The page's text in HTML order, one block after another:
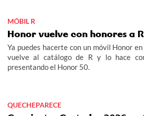
MÓBIL R
Honor vuelve con honores a R
Ya puedes hacerte con un móvil Honor
vuelve al catálogo de R y lo hace
presentando el Honor 50.
QUECHEPARECE